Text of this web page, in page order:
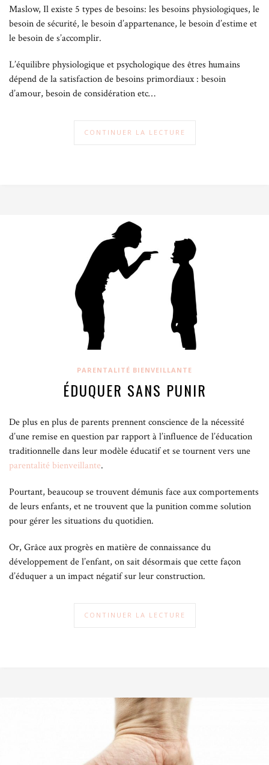
Maslow, Il existe 5 types de besoins: les besoins physiologiques, le
besoin de sécurité, le besoin d’appartenance, le besoin d’estime et
le besoin de s’accomplir.
L’équilibre physiologique et psychologique des êtres humains
dépend de la satisfaction de besoins primordiaux : besoin
d’amour, besoin de considération etc…
CONTINUER LA LECTURE
PARENTALITÉ BIENVEILLANTE
ÉDUQUER SANS PUNIR
De plus en plus de parents prennent conscience de la nécessité
d’une remise en question par rapport à l’influence de l’éducation
traditionnelle dans leur modèle éducatif et se tournent vers une
parentalité bienveillante.
Pourtant, beaucoup se trouvent démunis face aux comportements
de leurs enfants, et ne trouvent que la punition comme solution
pour gérer les situations du quotidien.
Or, Grâce aux progrès en matière de connaissance du
développement de l’enfant, on sait désormais que cette façon
d’éduquer a un impact négatif sur leur construction.
CONTINUER LA LECTURE